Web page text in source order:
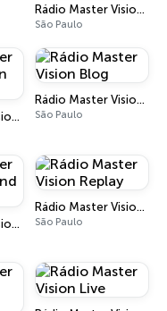
Rádio Master Vision Jazz & Class
São Paulo
Rádio Master Vision Made in Brazil
Rádio Master Vision Blog
São Paulo
Rádio Master Vision Rock and Roll
Rádio Master Vision Replay
São Paulo